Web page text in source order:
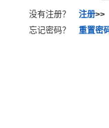
没有注册？ 注册>>
忘记密码？ 重置密